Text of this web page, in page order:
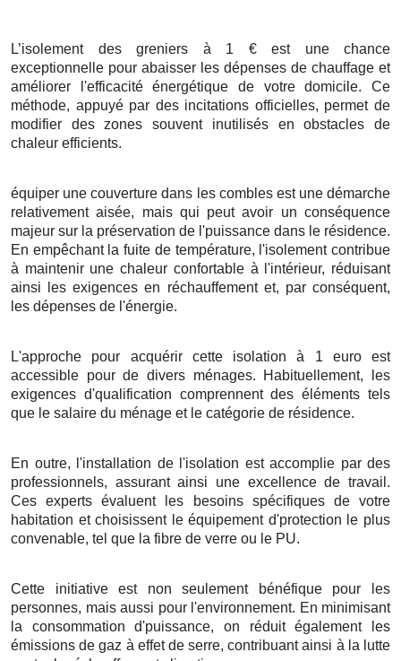
L’isolementdes greniers à 1 €est une chance
exceptionnelle pour abaisser les dépenses de chauffage et
améliorer l'efficacité énergétique de votredomicile. Ce
méthode, appuyépar des incitations officielles, permet de
modifier deszones souvent inutilisésenobstacles
de
chaleur efficients.
équiper unecouverture dans les comblesest une démarche
relativementaisée, mais qui peut avoir unconséquence
majeur sur la préservation de l'puissance dans le résidence.
En empêchantlafuite de température, l'isolementcontribue
à maintenirunechaleur confortableà l'intérieur, réduisant
ainsi lesexigences en réchauffementet, parconséquent,
les dépenses de l'énergie.
L'approche pour acquérircette isolation à 1 euroest
accessible pour de divers ménages. Habituellement, les
exigences d'qualification comprennent deséléments tels
que le salaire du ménage et le catégorie de résidence.
En outre, l'installation de l'isolation est accomplie par des
professionnels, assurant ainsi une excellencedetravail .
Cesexperts évaluent les besoinsspécifiques de votre
habitation etchoisissentleéquipementd'protection le plus
convenable, tel que la fibre de verre ou le PU.
Cette initiativeest non seulement bénéfiquepour les
personnes, mais aussi pour l'environnement. En minimisant
la consommation d'puissance, on réduitégalement les
émissions degaz à effet de serre, contribuant ainsi à la lutte